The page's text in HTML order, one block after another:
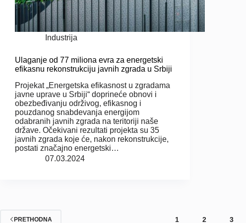
Industrija
Ulaganje od 77 miliona evra za energetski
efikasnu rekonstrukciju javnih zgrada u Srbiji
Projekat „Energetska efikasnost u zgradama
javne uprave u Srbiji“ doprineće obnovi i
obezbeđivanju održivog, efikasnog i
pouzdanog snabdevanja energijom
odabranih javnih zgrada na teritoriji naše
države. Očekivani rezultati projekta su 35
javnih zgrada koje će, nakon rekonstrukcije,
postati značajno energetski…
07.03.2024
PRETHODNA 1 2 3